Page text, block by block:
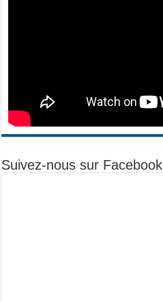
Suivez-nous sur Facebook